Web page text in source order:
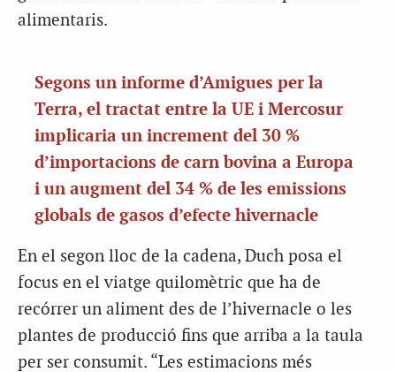
alimentaris.
Segons un informe d’Amigues per la
Terra, el tractat entre la UE i Mercosur
implicaria un increment del 30 %
d’importacions de carn bovina a Europa
i un augment del 34 % de les emissions
globals de gasos d’efecte hivernacle
En el segon lloc de la cadena, Duch posa el
focus en el viatge quilomètric que ha de
recórrer un aliment des de l’hivernacle o les
plantes de producció fins que arriba a la taula
per ser consumit. “Les estimacions més